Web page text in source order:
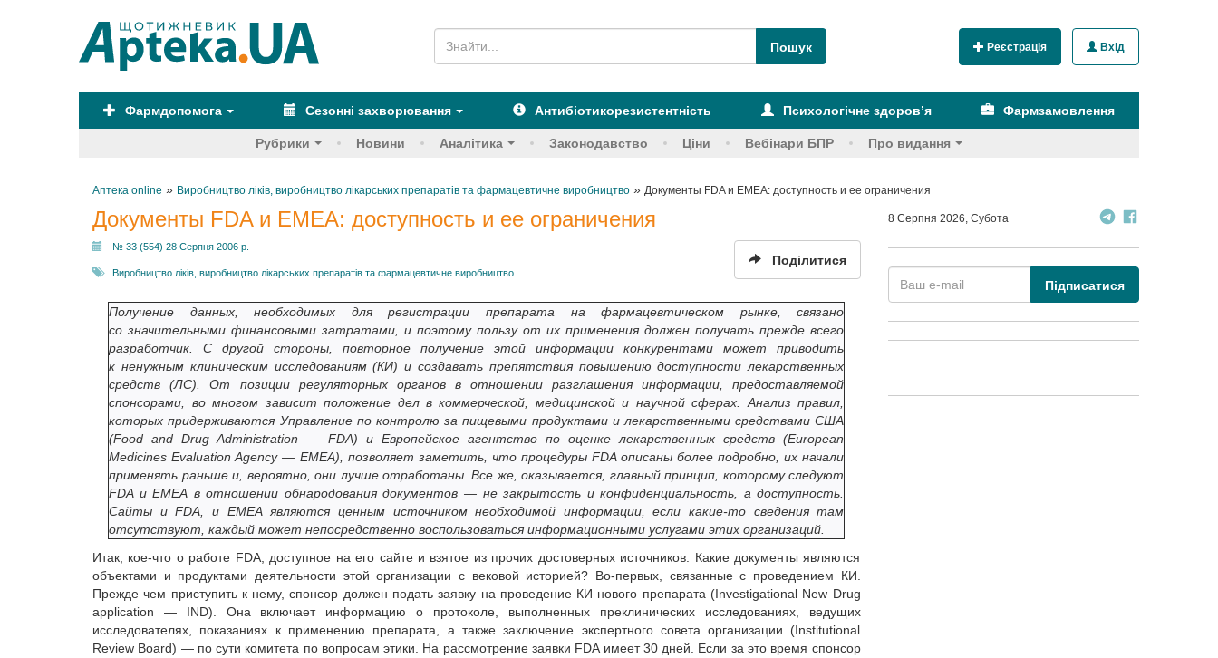
Реєстрація Вхід
Фармдопомога Сезонні захворювання Антибіотикорезистентність Психологічне здоров’я Фармзамовлення
Рубрики Новини Аналітика Законодавство Ціни Вебінари БПР Про видання
Аптека online » Виробництво ліків, виробництво лікарських препаратів та фармацевтичне виробництво » Документы FDA и EMEA: доступность и ее ограничения
Документы FDA и EMEA: доступность и ее ограничения
№ 33 (554) 28 Серпня 2006 р.
Виробництво ліків, виробництво лікарських препаратів та фармацевтичне виробництво
Поділитися
Получение данных, необходимых для регистрации препарата на фармацевтическом рынке, связано
со значительными финансовыми затратами, и поэтому пользу от их применения должен получать прежде всего
разработчик. С другой стороны, повторное получение этой информации конкурентами может приводить
к ненужным клиническим исследованиям (КИ) и создавать препятствия повышению доступности лекарственных
средств (ЛС). От позиции регуляторных органов в отношении разглашения информации, предоставляемой
спонсорами, во многом зависит положение дел в коммерческой, медицинской и научной сферах. Анализ правил,
которых придерживаются Управление по контролю за пищевыми продуктами и лекарственными средствами США
(Food and Drug Administration — FDA) и Европейское агентство по оценке лекарственных средств (European
Medicines Evaluation Agency — EMEA), позволяет заметить, что процедуры FDA описаны более подробно, их начали
применять раньше и, вероятно, они лучше отработаны. Все же, оказывается, главный прин­цип, которому следуют
FDA и ЕМЕА в отношении обнародования документов — не закрытость и конфиденциальность, а доступность.
Сайты и FDA, и ЕМЕА являются ценным источником необходимой информации, если какие-то сведения там
отсутствуют, каждый может непо­средственно воспользоваться информационными услугами этих организаций.
Итак, кое-что о работе FDA, доступное на его сайте и взятое из прочих достоверных источников. Какие документы являются
объектами и продуктами деятельности этой организации с вековой историей? Во-первых, связанные с проведением КИ.
Прежде чем приступить к нему, спонсор должен подать заявку на проведение КИ нового препарата (Investigational New Drug
application — IND). Она включает информацию о протоколе, выполненных преклинических исследованиях, ведущих
исследователях, показаниях к применению препарата, а также заключение экспертного совета организации (Institutional
Review Board) — по сути комитета по вопросам этики. На рассмотрение заявки FDA имеет 30 дней. Если за это время спонсор
8 Серпня 2026, Субота
Підписатися